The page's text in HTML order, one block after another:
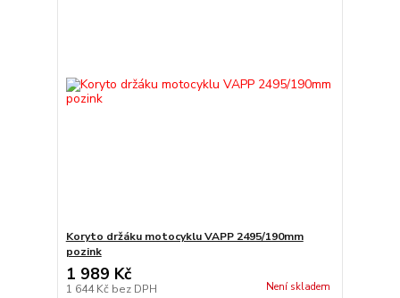
Koryto držáku motocyklu VAPP 2495/190mm
pozink
1 989 Kč
1 644 Kč bez DPH Není skladem